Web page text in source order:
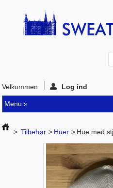
Velkommen
Log ind
> Tilbehør > Huer > Hue med